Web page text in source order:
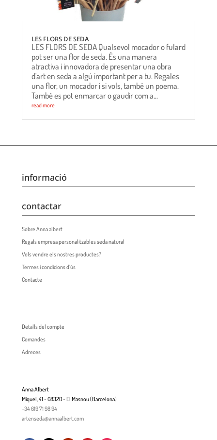
LES FLORS DE SEDA
LES FLORS DE SEDA Qualsevol mocador o fulard
pot ser una flor de seda. És una manera
atractiva i innovadora de presentar una obra
d'art en seda a algú important per a tu. Regales
una flor, un mocador i si vols, també un poema.
També es pot enmarcar o gaudir com a...
read more
informació
contactar
Sobre Anna albert
Regals empresa personalitzables seda natural
Vols vendre els nostres productes?
Termes i condicions d’ús
Contacte
Detalls del compte
Comandes
Adreces
Anna Albert
Miquel, 41 - 08320 - El Masnou (Barcelona)
+34 619 71 98 94
artenseda@annaalbert.com